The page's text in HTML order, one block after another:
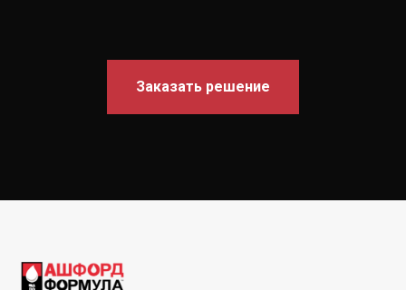
Заказать решение